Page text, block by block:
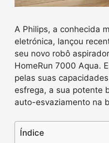
A Philips, a conhecida
eletrónica, lançou
seu novo robô
HomeRun 7000 Aqua.
pelas suas
esfrega, a sua potente
auto-esvaziamento na
Índice